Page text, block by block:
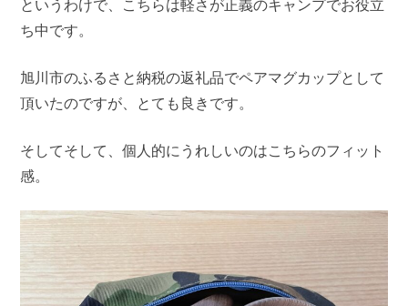
というわけで、こちらは軽さが正義のキャンプでお役立
ち中です。
旭川市のふるさと納税の返礼品でペアマグカップとして
頂いたのですが、とても良きです。
そしてそして、個人的にうれしいのはこちらのフィット
感。